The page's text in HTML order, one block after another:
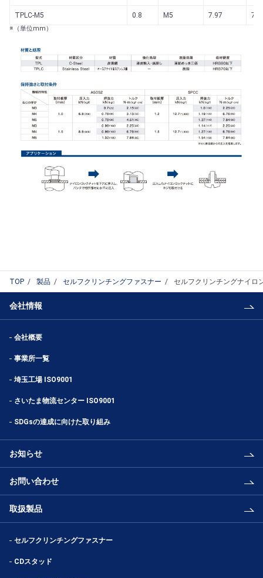
TPLC-M5 0.8 M5 7.97 7.5
※（単位mm）
TOP 製品 セルフクリンチングファスナー セルフクリンチングナイロ
会社情報
会社概要
事業所一覧
埼玉工場 ISO9001
さいたま物流センター ISO9001
SDGsの達成に向けた取り組み
お知らせ
お問い合わせ
取扱製品
セルフクリンチングファスナー
CDスタッド